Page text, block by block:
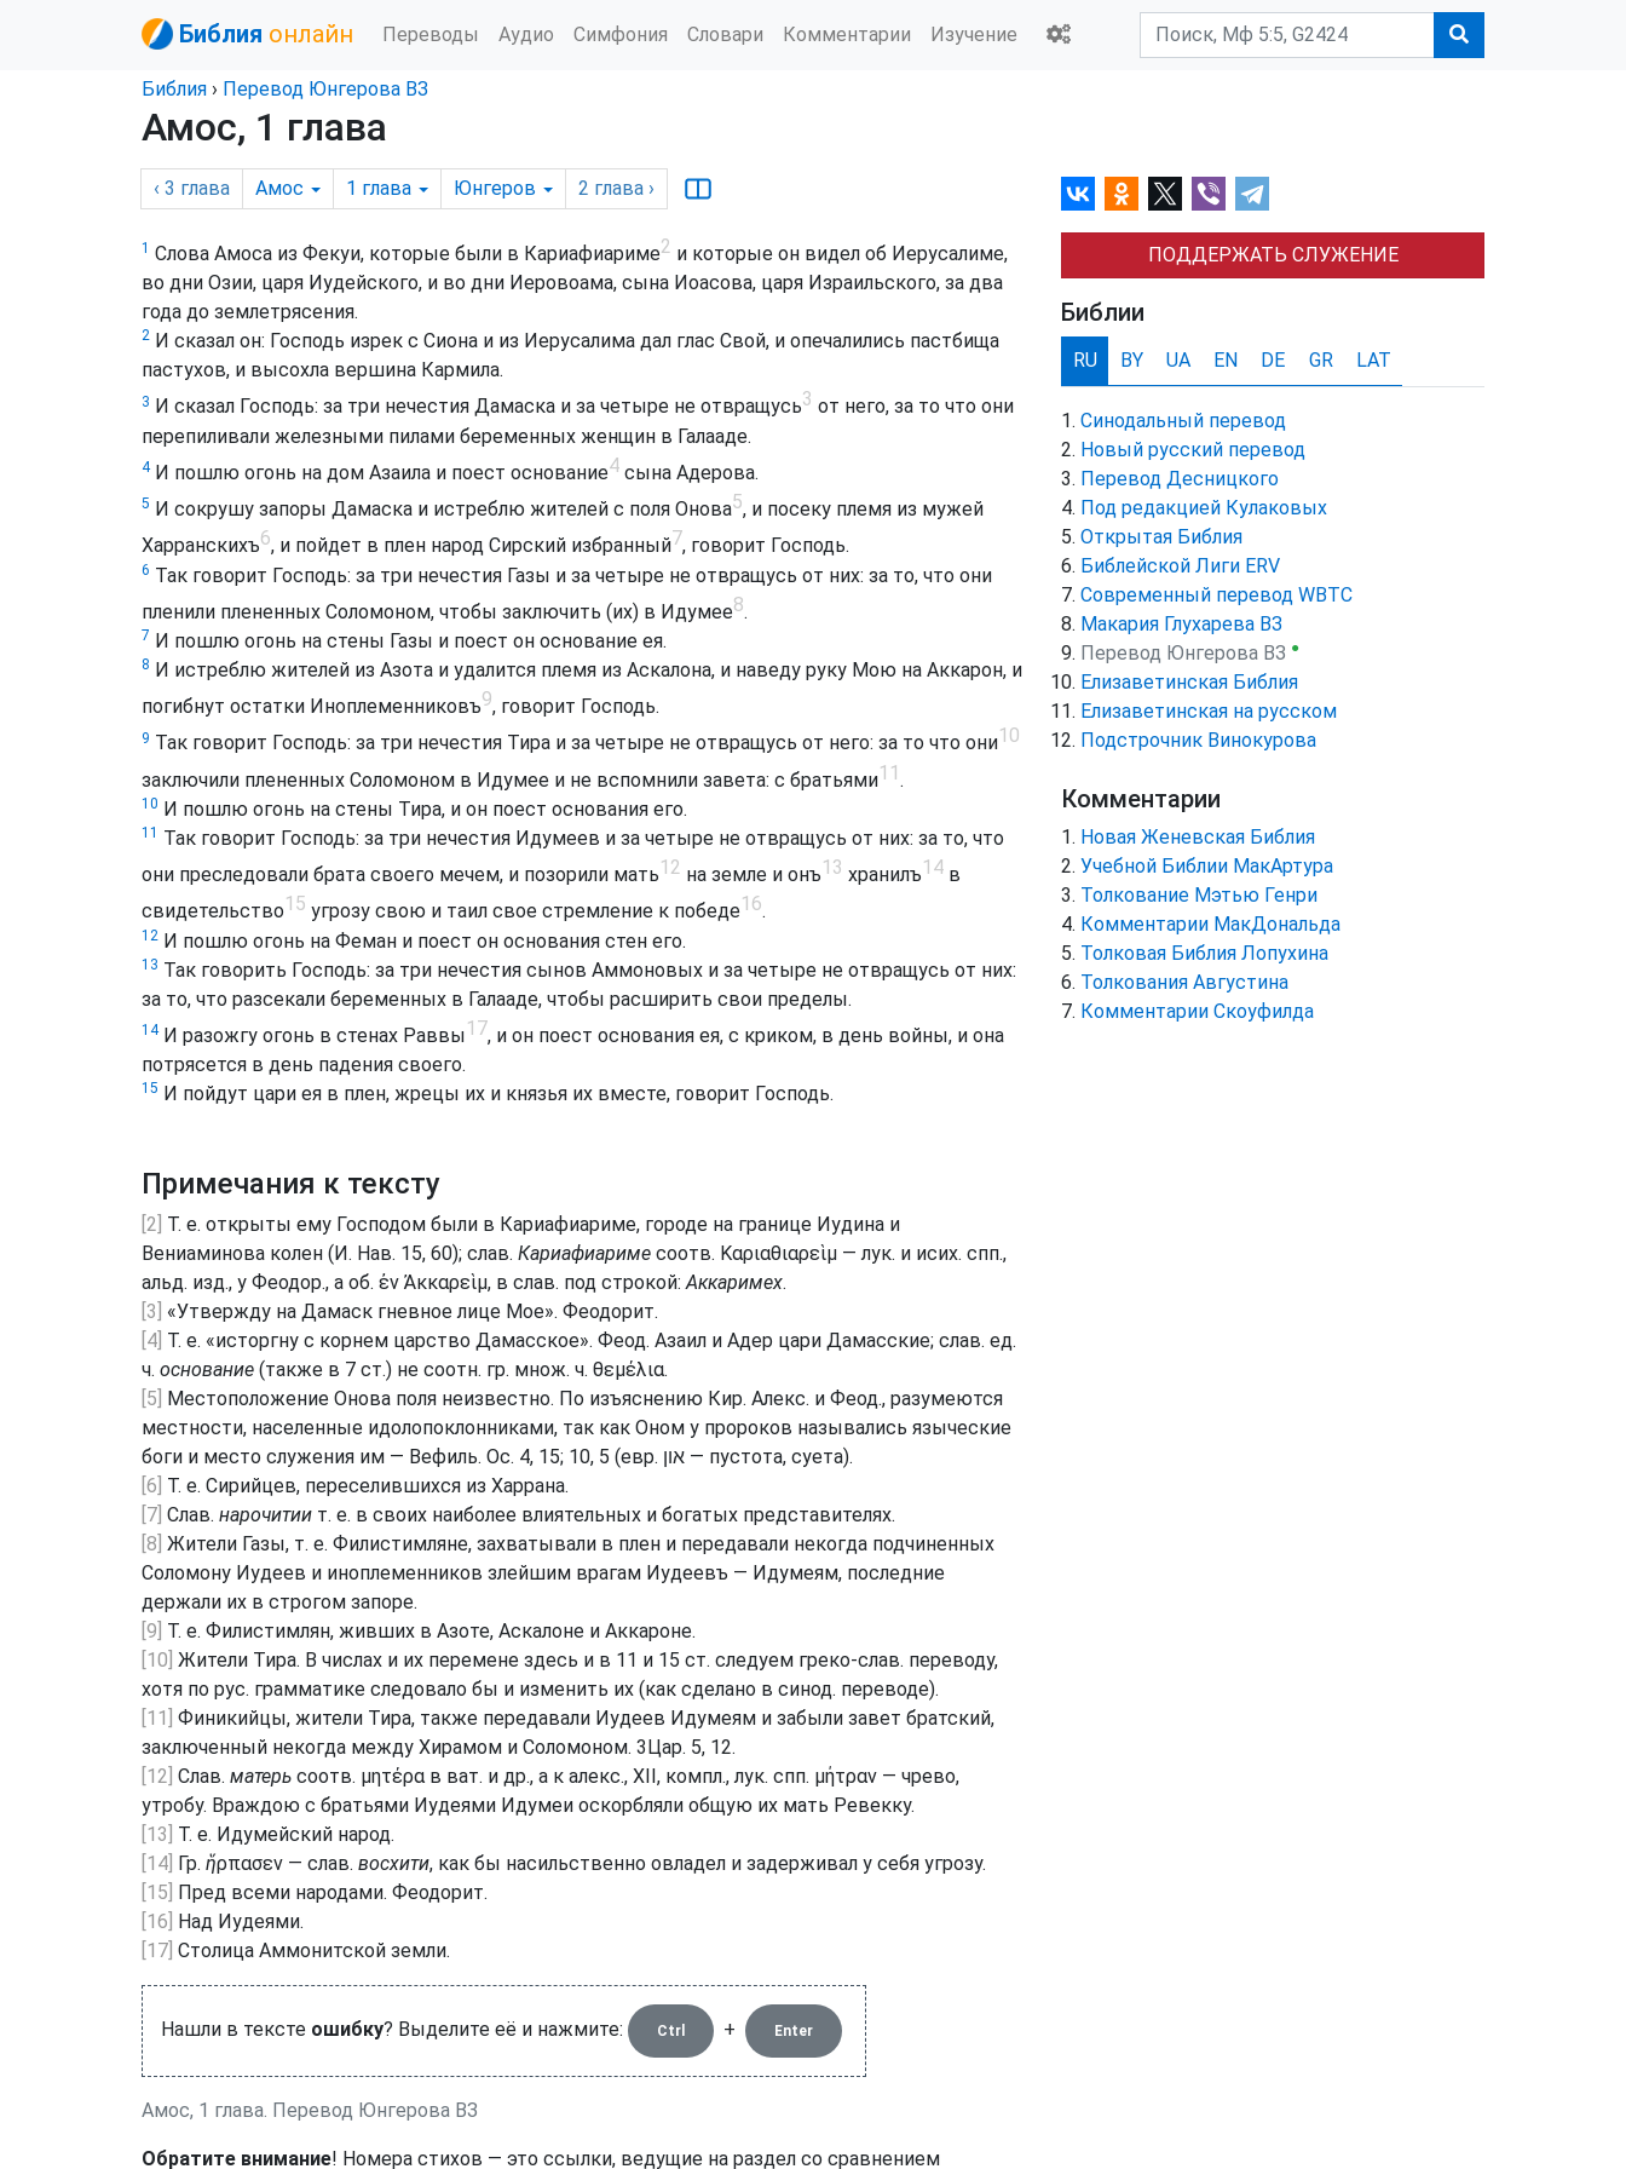
Библия онлайн Переводы Аудио Симфония Словари Комментарии Изучение
Библия › Перевод Юнгерова ВЗ
Амос, 1 глава
‹ 3 глава Амос 1 глава Юнгеров 2 глава ›
1 Слова Амоса из Фекуи, которые были в Кариафиариме2 и которые он видел об Иерусалиме,
во дни Озии, царя Иудейского, и во дни Иеровоама, сына Иоасова, царя Израильского, за два
года до землетрясения.
2 И сказал он: Господь изрек с Сиона и из Иерусалима дал глас Свой, и опечалились пастбища
пастухов, и высохла вершина Кармила.
3 И сказал Господь: за три нечестия Дамаска и за четыре не отвращусь3 от него, за то что они
перепиливали железными пилами беременных женщин в Галааде.
4И пошлю огонь на дом Азаила и поест основание4 сына Адерова.
5 И сокрушу запоры Дамаска и истреблю жителей с поля Онова5, и посеку племя из мужей
Харранскихъ6, и пойдет в плен народ Сирский избранный7, говорит Господь.
6 Так говорит Господь: за три нечестия Газы и за четыре не отвращусь от них: за то, что они
пленили плененных Соломоном, чтобы заключить (их) в Идумее8.
7 И пошлю огонь на стены Газы и поест он основание ея.
8 И истреблю жителей из Азота и удалится племя из Аскалона, и наведу руку Мою на Аккарон, и
погибнут остатки Иноплеменниковъ9, говорит Господь.
9 Так говорит Господь: за три нечестия Тира и за четыре не отвращусь от него: за то что они10
заключили плененных Соломоном в Идумее и не вспомнили завета: с братьями11.
10 И пошлю огонь на стены Тира, и он поест основания его.
11 Так говорит Господь: за три нечестия Идумеев и за четыре не отвращусь от них: за то, что
они преследовали брата своего мечем, и позорили мать12 на земле и онъ13 хранилъ14 в
свидетельство15 угрозу свою и таил свое стремление к победе16.
12 И пошлю огонь на Феман и поест он основания стен его.
13 Так говорить Господь: за три нечестия сынов Аммоновых и за четыре не отвращусь от них:
за то, что разсекали беременных в Галааде, чтобы расширить свои пределы.
14И разожгу огонь в стенах Раввы17, и он поест основания ея, с криком, в день войны, и она
потрясется в день падения своего.
15 И пойдут цари ея в плен, жрецы их и князья их вместе, говорит Господь.
Примечания к тексту
[2] Т. е. открыты ему Господом были в Кариафиариме, городе на границе Иудина и
Вениаминова колен (И. Нав. 15, 60); слав. Кариафиариме соотв. Καριαθιαρεὶμ — лук. и исих. спп.,
альд. изд., у Феодор., а об. ἐν Ἀκκαρεὶμ, в слав. под строкой:Аккаримех.
[3] «Утвержду на Дамаск гневное лице Мое». Феодорит.
[4] Т. е. «исторгну с корнем царство Дамасское». Феод. Азаил и Адер цари Дамасские; слав. ед.
ч. основание (также в 7 ст.) не соотн. гр. множ. ч. θεμέλια.
[5] Местоположение Онова поля неизвестно. По изъяснению Кир. Алекс. и Феод., разумеются
местности, населенные идолопоклонниками, так как Оном у пророков назывались языческие
боги и место служения им — Вефиль. Ос. 4, 15; 10, 5 (евр. און — пустота, суета).
[6] Т. е. Сирийцев, переселившихся из Харрана.
[7] Слав. нарочитии т. е. в своих наиболее влиятельных и богатых представителях.
[8] Жители Газы, т. е. Филистимляне, захватывали в плен и передавали некогда подчиненных
Соломону Иудеев и иноплеменников злейшим врагам Иудеевъ — Идумеям, последние
держали их в строгом запоре.
[9] Т. е. Филистимлян, живших в Азоте, Аскалоне и Аккароне.
[10] Жители Тира. В числах и их перемене здесь и в 11 и 15 ст. следуем греко-слав. переводу,
хотя по рус. грамматике следовало бы и изменить их (как сделано в синод. переводе).
[11] Финикийцы, жители Тира, также передавали Иудеев Идумеям и забыли завет братский,
заключенный некогда между Хирамом и Соломоном. 3Цар. 5, 12.
[12] Слав. матерь соотв. μητέρα в ват. и др., а к алекс., XII, компл., лук. спп. μήτραν — чрево,
утробу. Враждою с братьями Иудеями Идумеи оскорбляли общую их мать Ревекку.
[13] Т. е. Идумейский народ.
[14] Гр. ἥρπασεν — слав. восхити, как бы насильственно овладел и задерживал у себя угрозу.
[15] Пред всеми народами. Феодорит.
[16] Над Иудеями.
[17] Столица Аммонитской земли.
Нашли в тексте ошибку? Выделите её и нажмите: Ctrl + Enter
Амос, 1 глава. Перевод Юнгерова ВЗ
Обратите внимание! Номера стихов — это ссылки, ведущие на раздел со сравнением
ПОДДЕРЖАТЬ СЛУЖЕНИЕ
Библии
RU BY UA EN DE GR LAT
Синодальный перевод
Новый русский перевод
Перевод Десницкого
Под редакцией Кулаковых
Открытая Библия
Библейской Лиги ERV
Cовременный перевод WBTC
Макария Глухарева ВЗ
Перевод Юнгерова ВЗ ●
Елизаветинская Библия
Елизаветинская на русском
Подстрочник Винокурова
Комментарии
Новая Женевская Библия
Учебной Библии МакАртура
Толкование Мэтью Генри
Комментарии МакДональда
Толковая Библия Лопухина
Толкования Августина
Комментарии Скоуфилда